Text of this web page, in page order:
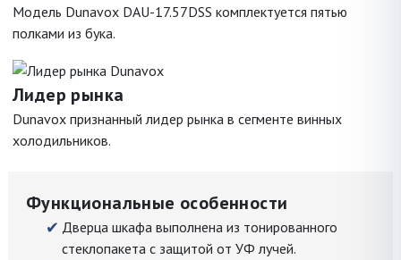
Модель Dunavox DAU-17.57DSS комплектуется пятью
полками из бука.
Лидер рынка
Dunavox признанный лидер рынка в сегменте винных
холодильников.
Функциональные особенности
Дверца шкафа выполнена из тонированного
стеклопакета с защитой от УФ лучей.